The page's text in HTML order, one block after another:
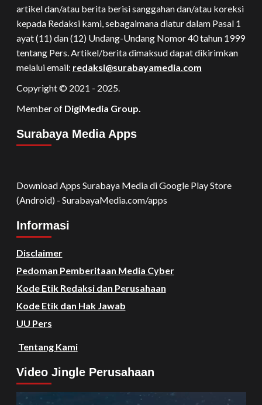
artikel dan/atau berita berisi sanggahan dan/atau koreksi
kepada Redaksi kami, sebagaimana diatur dalam Pasal 1
ayat (11) dan (12) Undang-Undang Nomor 40 tahun 1999
tentang Pers. Artikel/berita dimaksud dapat dikirimkan
melalui email: redaksi@surabayamedia.com
Copyright © 2021 - 2025.
Member of DigiMedia Group.
Surabaya Media Apps
Download Apps Surabaya Media di Google Play Store
(Android) - SurabayaMedia.com/apps
Informasi
Disclaimer
Pedoman Pemberitaan Media Cyber
Kode Etik Redaksi dan Perusahaan
Kode Etik dan Hak Jawab
UU Pers
Tentang Kami
Video Jingle Perusahaan
Video